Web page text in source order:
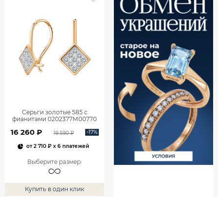
Серьги золотые 585 с
фианитами 0202377М00770
16 260 ₽ 19 590 ₽ -17%
от2 710 ₽x 6 платежей
Выберите размер:
Купить в один клик